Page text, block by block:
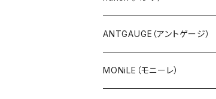
アウター・ダウン・コート
ジャケット・ブルゾン・羽織
CYNICAL（シニカル）
hunch（ハンチ）
ANTGAUGE（アントゲージ）
MONiLE（モニーレ）